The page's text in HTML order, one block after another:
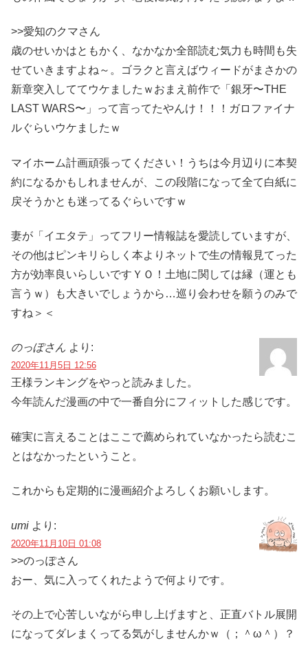
>>愛知のクマさん
歳のせいかはともかく、なかなか全部読む気力も時間も失
せていきますよね～。ゴラクと言えばウィードがまさかの
新章突入しててウケましたｗおまえ前作で「銀牙〜THE
LAST WARS〜」って言ってたやんけ！！！ガロファイナ
ルぐらいウケましたｗ
マイホーム計画頑張ってください！うちは今月辺りに本契
約になるかもしれませんが、この段階になって全て白紙に
戻そうかとも迷ってるぐらいですｗ
妻が「イエタテ」ってフリー情報誌を愛読していますが、
その他はピンキリらしく本よりネットで生の情報見てった
方が効率良いらしいですＹＯ！土地に関しては縁（運とも
言うｗ）も大きいでしょうから…巡り会わせを願うのみで
すね＞＜
のっぽさん より:
2020年11月5日 12:56
王様ランキングをやっと読みました。
今年読んだ漫画の中で一番自分にフィットした感じです。
確実に言えることはここで薦められていなかったら読むこ
とはなかったということ。
これからも定期的に漫画紹介よろしくお願いします。
umi より:
2020年11月10日 01:08
>>のっぽさん
おー、気に入ってくれたようで何よりです。
その上で心苦しいながら申し上げますと、正直バトル展開
になってダレまくってる気がしませんかｗ（；＾ω＾）？